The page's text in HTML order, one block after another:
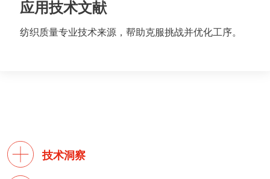
应用技术文献
纺织质量专业技术来源，帮助克服挑战并优化工序。
技术洞察